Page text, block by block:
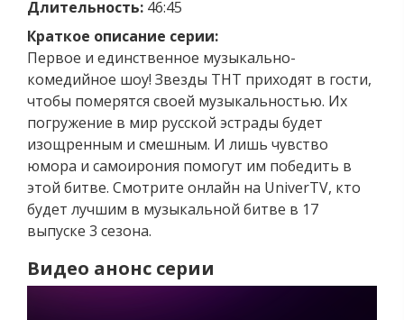
Длительность: 46:45
Краткое описание серии:
Первое и единственное музыкально-
комедийное шоу! Звезды ТНТ приходят в гости,
чтобы померятся своей музыкальностью. Их
погружение в мир русской эстрады будет
изощренным и смешным. И лишь чувство
юмора и самоирония помогут им победить в
этой битве. Смотрите онлайн на UniverTV, кто
будет лучшим в музыкальной битве в 17
выпуске 3 сезона.
Видео анонс серии